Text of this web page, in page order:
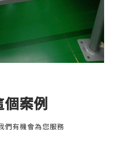
個案例
們有機會為您服務